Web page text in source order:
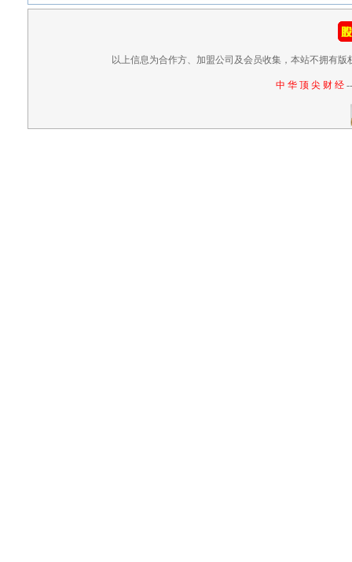
以上信息为合作方、加盟公司及会员收集，本站不拥有
中 华 顶 尖 财 经